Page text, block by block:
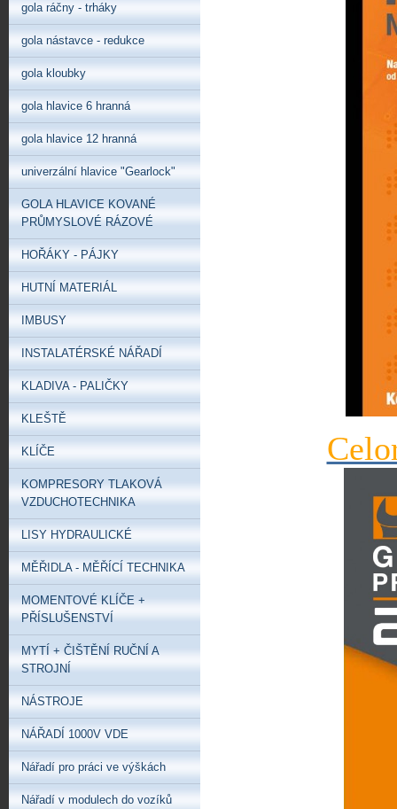
gola ráčny - trháky
gola nástavce - redukce
gola kloubky
gola hlavice 6 hranná
gola hlavice 12 hranná
univerzální hlavice "Gearlock"
GOLA HLAVICE KOVANÉ
PRŮMYSLOVÉ RÁZOVÉ
HOŘÁKY - PÁJKY
HUTNÍ MATERIÁL
IMBUSY
INSTALATÉRSKÉ NÁŘADÍ
KLADIVA - PALIČKY
KLEŠTĚ
KLÍČE
KOMPRESORY TLAKOVÁ
VZDUCHOTECHNIKA
LISY HYDRAULICKÉ
MĚŘIDLA - MĚŘÍCÍ TECHNIKA
MOMENTOVÉ KLÍČE +
PŘÍSLUŠENSTVÍ
MYTÍ + ČIŠTĚNÍ RUČNÍ A
STROJNÍ
NÁSTROJE
NÁŘADÍ 1000V VDE
Nářadí pro práci ve výškách
Nářadí v modulech do vozíků